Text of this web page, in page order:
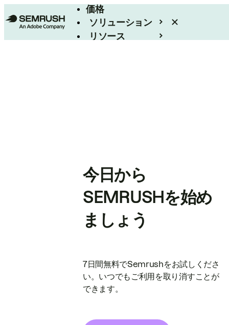
価格
ソリューション
リソース
今日から
SEMRUSHを始め
ましょう
7日間無料でSemrushをお試しくださ
い。いつでもご利用を取り消すことが
できます。